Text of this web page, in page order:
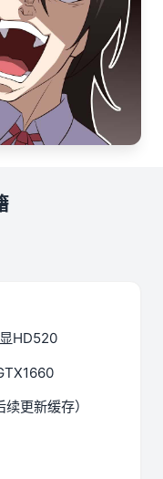
HD520
更新缓存）